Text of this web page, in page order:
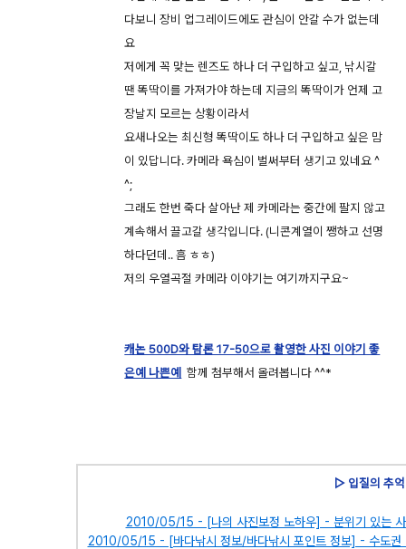
다보니 장비 업그레이드에도 관심이 안갈 수가 없는데
요
저에게 꼭 맞는 렌즈도 하나 더 구입하고 싶고, 낚시갈
땐 똑딱이를 가져가야 하는데 지금의 똑딱이가 언제 고
장날지 모르는 상황이라서
요새나오는 최신형 똑딱이도 하나 더 구입하고 싶은 맘
이 있답니다. 카메라 욕심이 벌써부터 생기고 있네요 ^
^;
그래도 한번 죽다 살아난 제 카메라는 중간에 팔지 않고
계속해서 끌고갈 생각입니다. (니콘계열이 쨍하고 선명
하다던데.. 흠 ㅎㅎ)
저의 우열곡절 카메라 이야기는 여기까지구요~
캐논 500D와 탐론 17-50으로 촬영한 사진 이야기 좋
은예 나쁜예 함께 첨부해서 올려봅니다 ^^*
▷ 입질의 추
2010/05/15 - [나의 사진보정 노하우] - 분위기 있는 사
2010/05/15 - [바다낚시 정보/바다낚시 포인트 정보] - 수도권